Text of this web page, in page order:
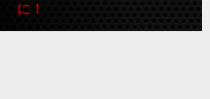
に！